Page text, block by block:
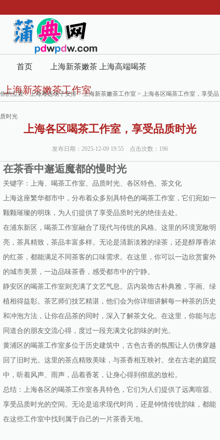
首页 上海新茶嫩茶
工作室
上海高端喝茶
微信
上海新茶嫩茶工作室
你的位置：上海海选场子安排>上海新茶嫩茶工作室 > 上海各区喝茶工作室，享受品
质时光
上海各区喝茶工作室，享受品质时光
发布日期：2025-12-09 19:55 点击次数：196
在茶香中邂逅魔都的慢时光
关键字：上海、喝茶工作室、品质时光、各区特色、茶文化
上海这座繁华都市中，分布着众多别具特色的喝茶工作室，它们宛如一
颗颗璀璨的明珠，为人们提供了享受品质时光的绝佳去处。
在浦东新区，喝茶工作室融合了现代与传统的风格。这里的环境宽敞明
亮，茶具精致，茶品丰富多样。无论是清新淡雅的绿茶，还是醇厚香浓
的红茶，都能满足不同茶客的口味需求。在这里，你可以一边欣赏窗外
的城市美景，一边品味茶香，感受都市中的宁静。
静安区的喝茶工作室则充满了文艺气息。店内装饰古朴典雅，字画、绿
植相得益彰。茶艺师们技艺精湛，他们会为你详细讲解每一种茶的历史
和冲泡方法，让你在品茶的同时，深入了解茶文化。在这里，你能与志
同道合的朋友交流心得，度过一段充满文化韵味的时光。
黄浦区的喝茶工作室多位于历史建筑中，古色古香的氛围让人仿佛穿越
回了旧时光。这里的茶点精致美味，与茶香相互映衬。坐在古老的庭院
中，听着风声、雨声，品着香茗，让身心得到彻底的放松。
总结：上海各区的喝茶工作室各具特色，它们为人们提供了远离喧嚣、
享受品质时光的空间。无论是追求现代时尚，还是钟情传统韵味，都能
在这些工作室中找到属于自己的一片茶香天地。